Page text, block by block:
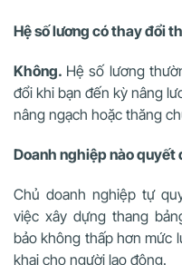
Hệ số lương có thay đổi
Không. Hệ số lương
đổi khi bạn đến kỳ nâng
nâng ngạch hoặc thăng
Doanh nghiệp nào quyết
Chủ doanh nghiệp tự
việc xây dựng thang
bảo không thấp hơn mức
khai cho người lao động.